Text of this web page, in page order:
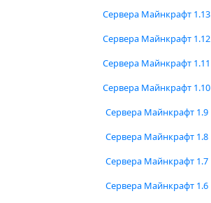
Сервера Майнкрафт 1.13
Сервера Майнкрафт 1.12
Сервера Майнкрафт 1.11
Сервера Майнкрафт 1.10
Сервера Майнкрафт 1.9
Сервера Майнкрафт 1.8
Сервера Майнкрафт 1.7
Сервера Майнкрафт 1.6